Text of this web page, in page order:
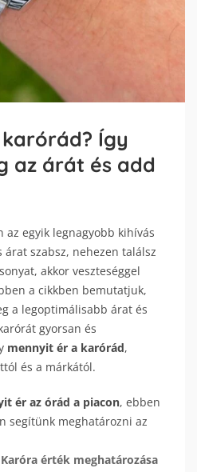
Így
az árát és add
az egyik legnagyobb kihívás
árat szabsz, nehezen találsz
akkor veszteséggel
a cikkben bemutatjuk,
a legoptimálisabb árat és
gyorsan és
mennyit ér a karórád,
és a márkától.
ér az órád a piacon, ebben
segítünk meghatározni az
érték meghatározása